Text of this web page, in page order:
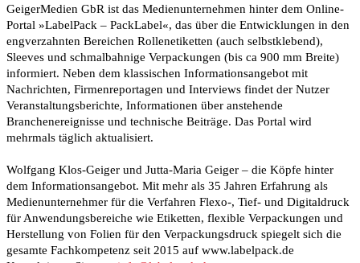
GeigerMedien GbR ist das Medienunternehmen hinter dem Online-
Portal »LabelPack – PackLabel«, das über die Entwicklungen in den
engverzahnten Bereichen Rollenetiketten (auch selbstklebend),
Sleeves und schmalbahnige Verpackungen (bis ca 900 mm Breite)
informiert. Neben dem klassischen Informationsangebot mit
Nachrichten, Firmenreportagen und Interviews findet der Nutzer
Veranstaltungsberichte, Informationen über anstehende
Branchenereignisse und technische Beiträge. Das Portal wird
mehrmals täglich aktualisiert.
Wolfgang Klos-Geiger und Jutta-Maria Geiger – die Köpfe hinter
dem Informationsangebot. Mit mehr als 35 Jahren Erfahrung als
Medienunternehmer für die Verfahren Flexo-, Tief- und Digitaldruck
für Anwendungsbereiche wie Etiketten, flexible Verpackungen und
Herstellung von Folien für den Verpackungsdruck spiegelt sich die
gesamte Fachkompetenz seit 2015 auf www.labelpack.de